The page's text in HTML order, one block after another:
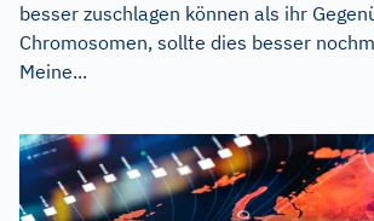
besser zuschlagen können als ihr
Chromosomen, sollte dies besser
Meine...